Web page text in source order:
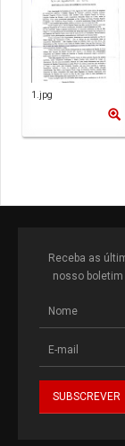
1.jpg
Receba as
nosso